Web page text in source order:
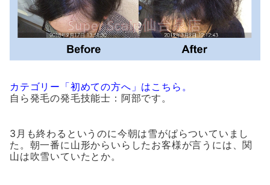
カテゴリー「初めての方へ」はこちら。
自ら発毛の発毛技能士：阿部です。
3月も終わるというのに今朝は雪がぱらついていまし
た。朝一番に山形からいらしたお客様が言うには、関
山は吹雪いていたとか。